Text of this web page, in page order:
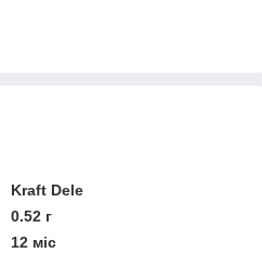
Kraft Dele
0.52 г
12 міс